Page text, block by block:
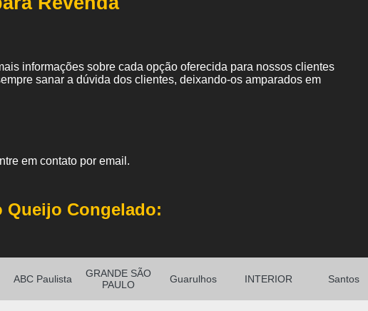
informações sobre cada opção oferecida para nossos clientes
sanar a dúvida dos clientes, deixando-os amparados em
em contato por email.
Queijo Congelado:
ABC Paulista
GRANDE SÃO
PAULO
Guarulhos INTERIOR Santos